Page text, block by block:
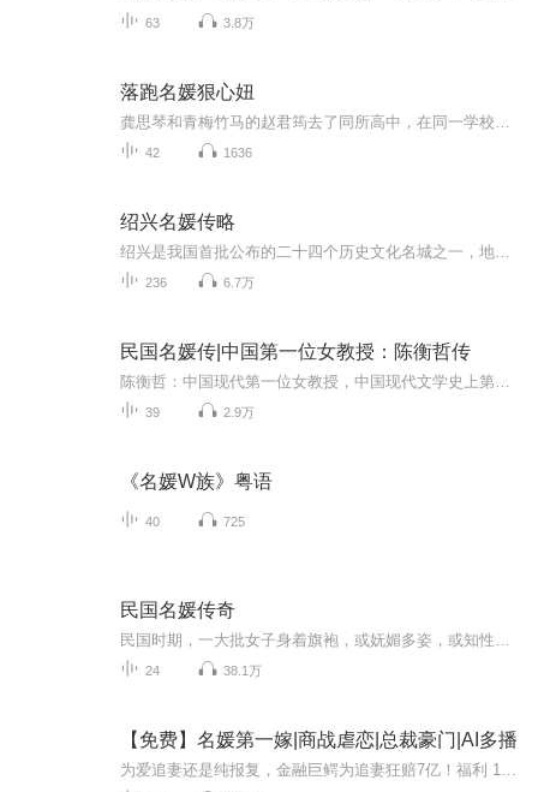
63 3.8万
落跑名媛狠心妞
42 1636
绍兴名媛传略
236 6.7万
民国名媛传|中国第一位女教授：陈衡哲传
39 2.9万
《名媛W族》粤语
40 725
民国名媛传奇
24 38.1万
【免费】名媛第一嫁|商战虐恋|总裁豪门|AI多播